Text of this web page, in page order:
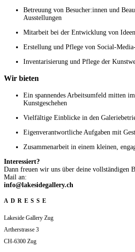
Betreuung von Besucher:innen und
Ausstellungen
Mitarbeit bei der Entwicklung von
Erstellung und Pflege von Social-
Inventarisierung und Pflege der
Wir bieten
Ein spannendes Arbeitsumfeld mitten
Kunstgeschehen
Vielfältige Einblicke in den
Eigenverantwortliche Aufgaben mit
Zusammenarbeit in einem kleinen,
Interessiert?
Dann freuen wir uns über deine vollständigen
Mail an:
info@lakesidegallery.ch
ADRESSE
Lakeside Gallery Zug
Artherstrasse 3
CH-6300 Zug